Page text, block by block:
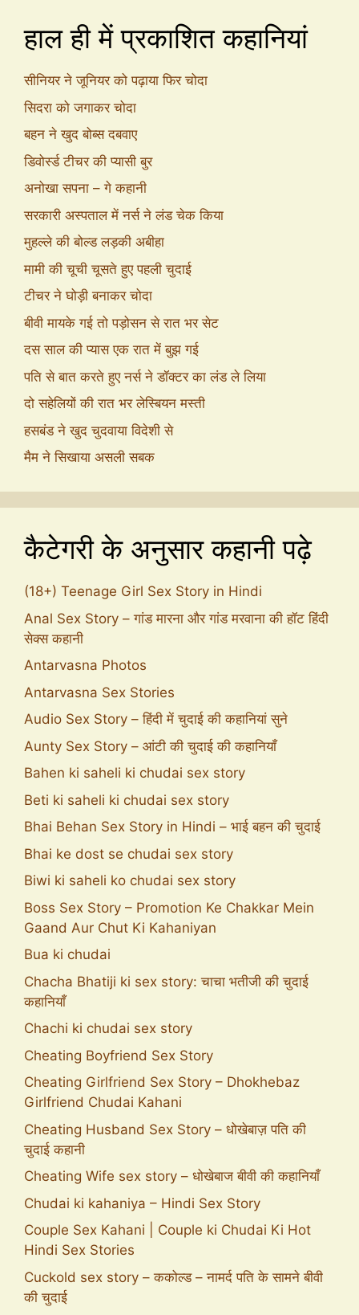
हाल ही में प्रकाशित कहानियां
सीनियर ने जूनियर को पढ़ाया फिर चोदा
सिदरा को जगाकर चोदा
बहन ने खुद बोब्स दबवाए
डिवोर्स्ड टीचर की प्यासी बुर
अनोखा सपना – गे कहानी
सरकारी अस्पताल में नर्स ने लंड चेक किया
मुहल्ले की बोल्ड लड़की अबीहा
मामी की चूची चूसते हुए पहली चुदाई
टीचर ने घोड़ी बनाकर चोदा
बीवी मायके गई तो पड़ोसन से रात भर सेट
दस साल की प्यास एक रात में बुझ गई
पति से बात करते हुए नर्स ने डॉक्टर का लंड ले लिया
दो सहेलियों की रात भर लेस्बियन मस्ती
हसबंड ने खुद चुदवाया विदेशी से
मैम ने सिखाया असली सबक
कैटेगरी के अनुसार कहानी पढ़े
(18+) Teenage Girl Sex Story in Hindi
Anal Sex Story – गांड मारना और गांड मरवाना की हॉट हिंदी
सेक्स कहानी
Antarvasna Photos
Antarvasna Sex Stories
Audio Sex Story – हिंदी में चुदाई की कहानियां सुने
Aunty Sex Story – आंटी की चुदाई की कहानियाँ
Bahen ki saheli ki chudai sex story
Beti ki saheli ki chudai sex story
Bhai Behan Sex Story in Hindi – भाई बहन की चुदाई
Bhai ke dost se chudai sex story
Biwi ki saheli ko chudai sex story
Boss Sex Story – Promotion Ke Chakkar Mein
Gaand Aur Chut Ki Kahaniyan
Bua ki chudai
Chacha Bhatiji ki sex story: चाचा भतीजी की चुदाई
कहानियाँ
Chachi ki chudai sex story
Cheating Boyfriend Sex Story
Cheating Girlfriend Sex Story – Dhokhebaz
Girlfriend Chudai Kahani
Cheating Husband Sex Story – धोखेबाज़ पति की
चुदाई कहानी
Cheating Wife sex story – धोखेबाज बीवी की कहानियाँ
Chudai ki kahaniya – Hindi Sex Story
Couple Sex Kahani | Couple ki Chudai Ki Hot
Hindi Sex Stories
Cuckold sex story – ककोल्ड – नामर्द पति के सामने बीवी
की चुदाई